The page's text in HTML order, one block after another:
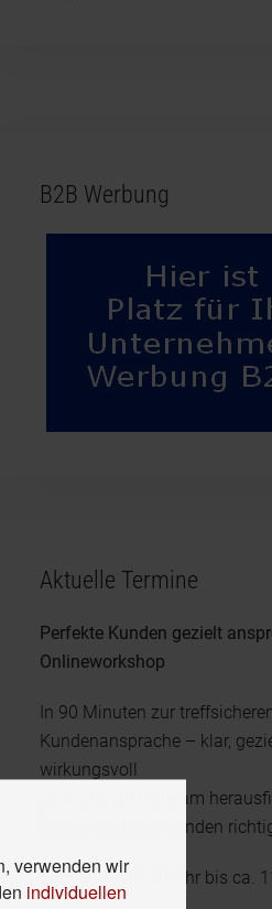
B2B Werbung
Aktuelle Termine
Perfekte Kunden gezielt
Onlineworkshop
In 90 Minuten zur
Kundenansprache – klar,
wirkungsvoll
Lass uns gemeinsam
Du die richtigen Kunden
23.3.2025, 10:00 Uhr bis ca.
verwenden wir
individuellen